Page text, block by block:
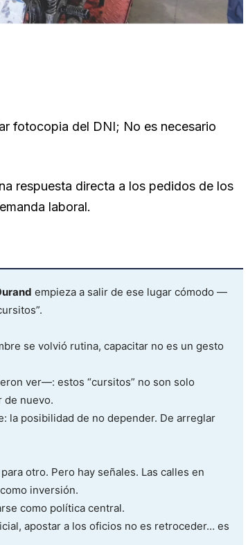
fotocopia del DNI; No es necesario
respuesta directa a los pedidos de los
laboral.
empieza a salir de ese lugar cómodo —
se volvió rutina, capacitar no es un gesto
ver—: estos “cursitos” no son solo
de nuevo.
la posibilidad de no depender. De arreglar
otro. Pero hay señales. Las calles en
inversión.
como política central.
apostar a los oficios no es retroceder… es